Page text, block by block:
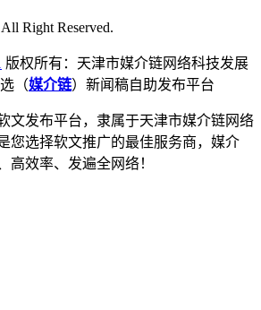
Right Reserved.
版权所有：天津市媒介链网络科技发展
（媒介链）新闻稿自助发布平台
文发布平台，隶属于天津市媒介链网络
您选择软文推广的最佳服务商，媒介
高效率、发遍全网络！